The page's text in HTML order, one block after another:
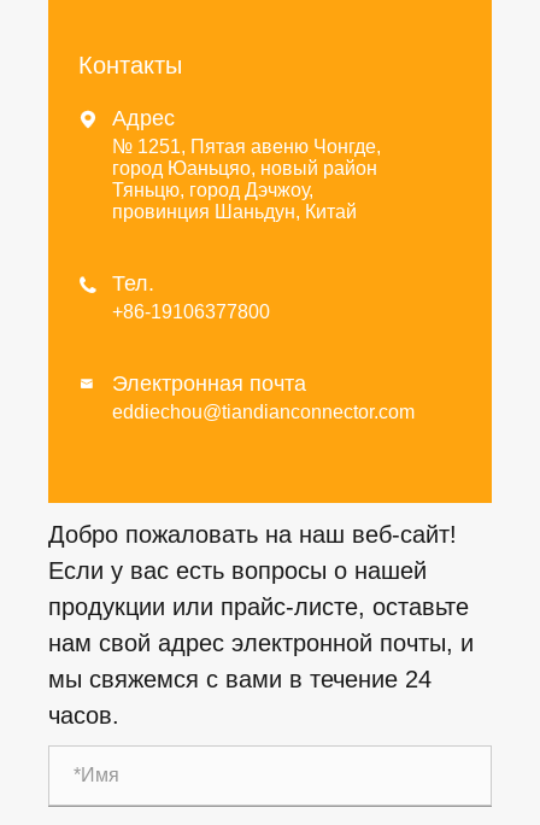
Контакты
 Адрес
№ 1251, Пятая авеню Чонгде,
город Юаньцяо, новый район
Тяньцю, город Дэчжоу,
провинция Шаньдун, Китай
 Тел.
+86-19106377800
 Электронная почта
eddiechou@tiandianconnector.com
Добро пожаловать на наш веб-сайт!
Если у вас есть вопросы о нашей
продукции или прайс-листе, оставьте
нам свой адрес электронной почты, и
мы свяжемся с вами в течение 24
часов.